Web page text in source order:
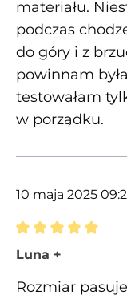
materiału.
podczas
do góry i z
powinnam
testowałam
w porządku.
10 maja 2025
Recenzja z
Luna +
Rozmiar